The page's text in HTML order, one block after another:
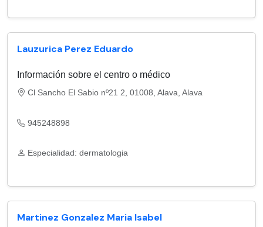
Lauzurica Perez Eduardo
Información sobre el centro o médico
Cl Sancho El Sabio nº21 2, 01008, Alava, Alava
945248898
Especialidad: dermatologia
Martinez Gonzalez Maria Isabel